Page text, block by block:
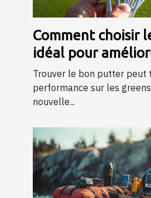
Comment choisir
idéal pour
?
Trouver le bon putter peut
performance sur les
nouvelle...